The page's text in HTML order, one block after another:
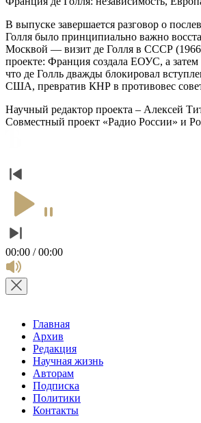
В выпуске завершается разговор о
Голля было принципиально важно
Москвой — визит де Голля в СССР
проекте: Франция создала ЕОУС, а
что де Голль дважды блокировал
США, превратив КНР в противовес
Научный редактор проекта – Алексей
Совместный проект «Радио России» и
00:00 / 00:00
Главная
Архив
Редакция
Научная жизнь
Авторам
Подписка
Политики
Контакты